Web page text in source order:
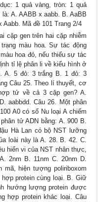
1 quả vàng, tròn: 1 quả
A. AABB x aabb. B. AaBB
Aabb. Mã đề 101 Trang 2/4
cặp gen trên hai cặp nhiễm
màu hoa. Sự tác động
hoa đỏ, nếu thiếu sự tác
tỉ lệ phân li về kiểu hình ở
A. 5 đỏ: 3 trắng B. 1 đỏ: 3
Câu 25. Theo lí thuyết, cơ
tử về cả 3 cặp gen? A.
aabbdd. Câu 26. Một phân
A0 có số Nu loại A chiếm
tử ADN bằng: A. 900 B.
Hà Lan có bộ NST lưỡng
loài này là A. 28. B. 42. C.
hiển vi của NST nhân thực,
2nm B. 11nm C. 20nm D.
mã, hiện tượng poliriboxom
protein cùng loại. B. Giữ
hướng lượng protein được
hợp protein khác loại. Câu